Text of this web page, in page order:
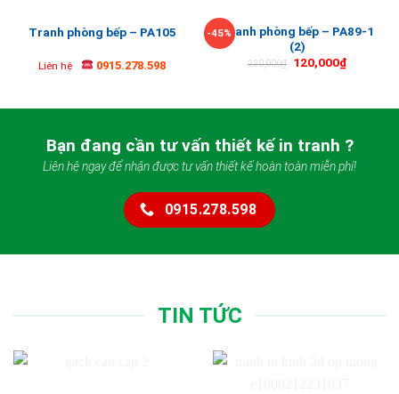
Tranh phòng bếp – PA105
Liên hệ 0915.278.598
-45%Tranh phòng bếp – PA89-1
(2)
220,000₫ 120,000₫
Bạn đang cần tư vấn thiết kế in tranh ?
Liên hệ ngay để nhận được tư vấn thiết kế hoàn toàn miễn phí!
0915.278.598
TIN TỨC